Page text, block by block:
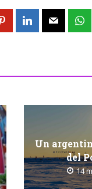
Un
del
14